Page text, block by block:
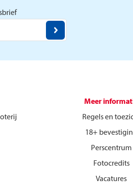
Meer
Regels en
18+
Perscentrum
Fotocredits
Vacatures